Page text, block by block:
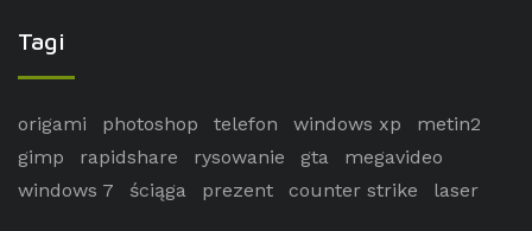
Tagi
origami photoshop telefon windows xp
metin2
gimp
rapidshare rysowanie gta
megavideo
windows 7
ściąga prezent counter strike laser